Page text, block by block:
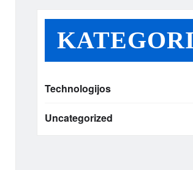
Technologijos
Uncategorized